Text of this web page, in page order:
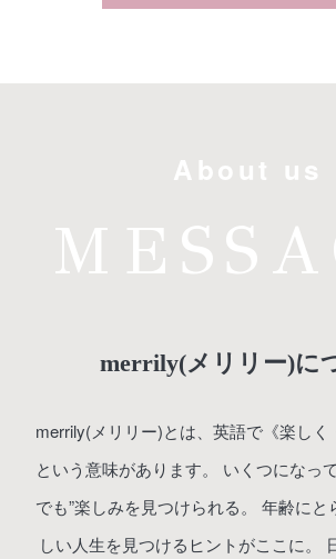
About us
merrily(メリリー)に
merrily(メリリー)とは、英語で《楽しく
という意味があります。
いくつになっ
でも”楽しみを見つけられる。
年齢にと
しい人生を見つけるヒントがここに。